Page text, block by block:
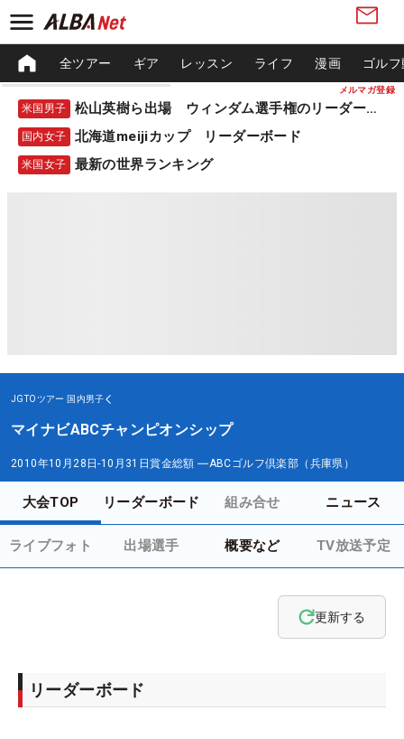
メルマガ登録
全ツアー ギア レッスン ライフ 漫画 ゴル
米国男子 松山英樹ら出場 ウィンダム選手権のリーダーボード
国内女子 北海道meijiカップ リーダーボード
米国女子 最新の世界ランキング
JGTOツアー 国内男子
マイナビABCチャンピオンシップ
2010年10月28日-10月31日賞金総額 ―ABCゴルフ倶楽部（兵庫県）
大会TOP リーダーボード 組み合せ ニュース
ライブフォト 出場選手 概要など TV放送予定
更新する
リーダーボード